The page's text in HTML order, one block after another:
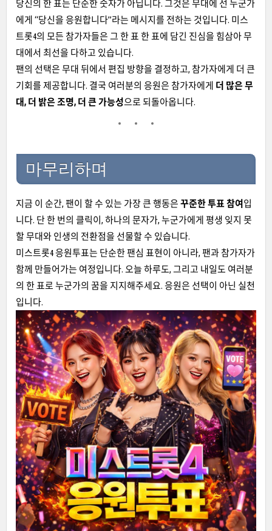
당신의 한 표는 단순한 숫자가 아닙니다. 그것은 무대에 선 누군가
에게 “당신을 응원합니다”라는 메시지를 전하는 것입니다. 미스
트롯4의 모든 참가자들은 그 한 표 한 표에 담긴 진심을 힘삼아 무
대에서 최선을 다하고 있습니다.
팬의 선택은 무대 뒤에서 편집 방향을 결정하고, 참가자에게 더 큰
기회를 제공합니다. 결국 여러분의 응원은 참가자에게 더 많은 무
대, 더 밝은 조명, 더 큰 가능성으로 되돌아옵니다.
마무리하며
지금 이 순간, 팬이 할 수 있는 가장 큰 행동은 꾸준한 투표 참여 입
니다. 단 한 번의 클릭이, 하나의 문자가, 누군가에게 평생 잊지 못
할 무대와 인생의 전환점을 선물할 수 있습니다.
미스트롯4 응원투표는 단순한 팬심 표현이 아니라, 팬과 참가자가
함께 만들어가는 여정입니다. 오늘 하루도, 그리고 내일도 여러분
의 한 표로 누군가의 꿈을 지지해주세요. 응원은 선택이 아닌 실천
입니다.